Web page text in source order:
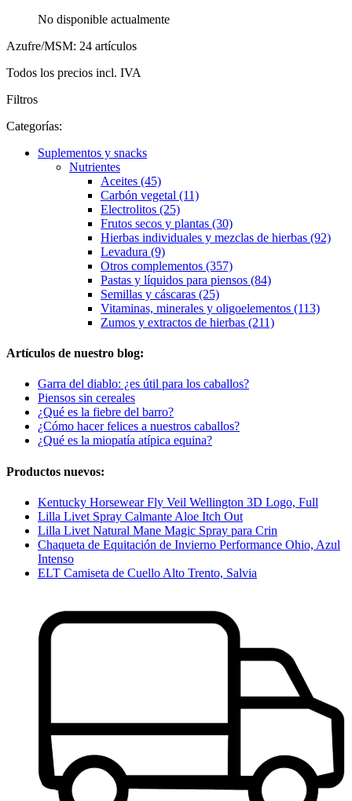
No disponible actualmente
Azufre/MSM: 24 artículos
Todos los precios incl. IVA
Filtros
Categorías:
Suplementos y snacks
Nutrientes
Aceites (45)
Carbón vegetal (11)
Electrolitos (25)
Frutos secos y plantas (30)
Hierbas individuales y mezclas de hierbas (92)
Levadura (9)
Otros complementos (357)
Pastas y líquidos para piensos (84)
Semillas y cáscaras (25)
Vitaminas, minerales y oligoelementos (113)
Zumos y extractos de hierbas (211)
Artículos de nuestro blog:
Garra del diablo: ¿es útil para los caballos?
Piensos sin cereales
¿Qué es la fiebre del barro?
¿Cómo hacer felices a nuestros caballos?
¿Qué es la miopatía atípica equina?
Productos nuevos:
Kentucky Horsewear Fly Veil Wellington 3D Logo, Full
Lilla Livet Spray Calmante Aloe Itch Out
Lilla Livet Natural Mane Magic Spray para Crin
Chaqueta de Equitación de Invierno Performance Ohio, Azul
Intenso
ELT Camiseta de Cuello Alto Trento, Salvia